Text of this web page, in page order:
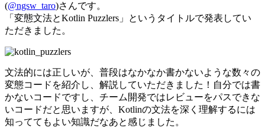
(@ngsw_taro)さんです。
「変態文法とKotlin Puzzlers」というタイトルで発表してい
ただきました。
文法的には正しいが、普段はなかなか書かないような数々の
変態コードを紹介し、解説していただきました！自分では書
かないコードですし、チーム開発ではレビューをパスできな
いコードだと思いますが、Kotlinの文法を深く理解するには
知っててもよい知識だなあと感じました。